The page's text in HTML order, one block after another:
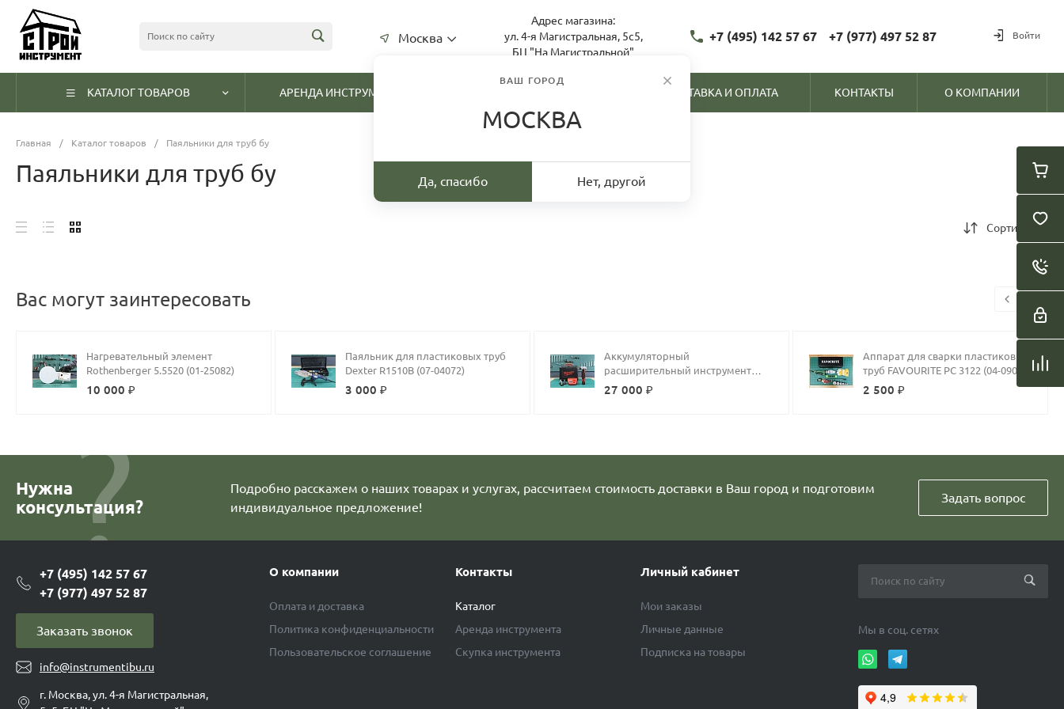
Москва
Адрес магазина:
ул. 4-я Магистральная, 5с5,
БЦ "На Магистральной"
+7 (495) 142 57 67 +7 (977) 497 52 87 Войти
КАТАЛОГ ТОВАРОВ АРЕНДА ИНСТРУМЕНТА ДОСТАВКА И ОПЛАТА КОНТАКТЫ О КОМПАНИИ
Главная / Каталог товаров / Паяльники для труб бу
Паяльники для труб бу
Сортировка
Вас могут заинтересовать
Нагревательный элемент
Rothenberger 5.5520 (01-25082)
10 000 ₽
Паяльник для пластиковых труб
Dexter R1510B (07-04072)
3 000 ₽
Аккумуляторный
расширительный инструмент
27 000 ₽
Аппарат для сварки пластиковых
труб FAVOURITE PC 3122 (04-09062)
2 500 ₽
Нужна
консультация?
Подробно расскажем о наших товарах и услугах, рассчитаем стоимость доставки в Ваш город и подготовим
индивидуальное предложение!
Задать вопрос
+7 (495) 142 57 67
+7 (977) 497 52 87
Заказать звонок
info@instrumentibu.ru
г. Москва, ул. 4-я Магистральная,
О компании
Оплата и доставка
Политика конфиденциальности
Пользовательское соглашение
Контакты
Каталог
Аренда инструмента
Скупка инструмента
Личный кабинет
Мои заказы
Личные данные
Подписка на товары
Мы в соц. сетях
ВАШ ГОРОД
МОСКВА
Да, спасибо Нет, другой